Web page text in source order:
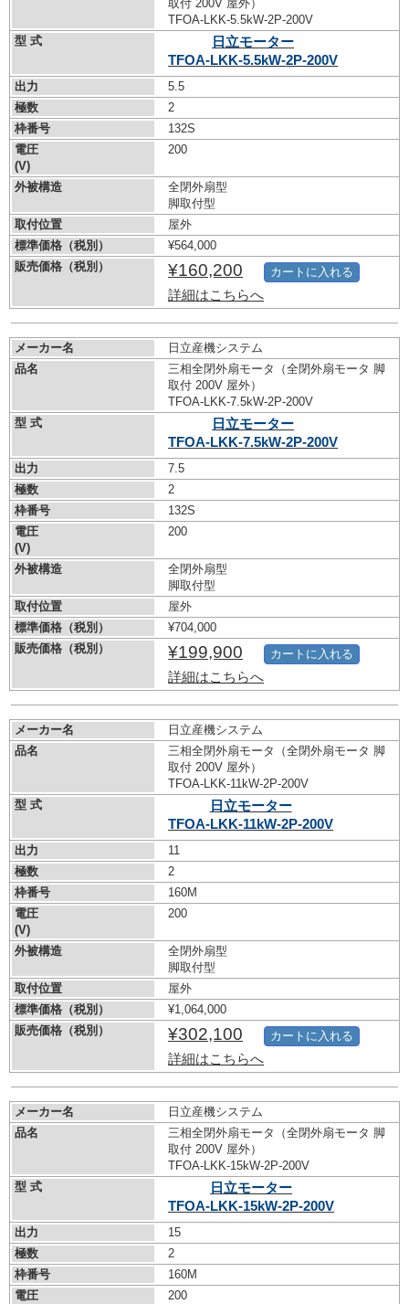
取付 200V 屋外）
TFOA-LKK-5.5kW-2P-200V
型 式
日立モーター
TFOA-LKK-5.5kW-2P-200V
出力
5.5
極数
2
枠番号
132S
電圧
(V)
200
外被構造
全閉外扇型
脚取付型
取付位置
屋外
標準価格（税別）
¥564,000
販売価格（税別）
¥160,200
詳細はこちらへ
カートに入れる
メーカー名
日立産機システム
品名
三相全閉外扇モータ（全閉外扇モータ 脚
取付 200V 屋外）
TFOA-LKK-7.5kW-2P-200V
型 式
日立モーター
TFOA-LKK-7.5kW-2P-200V
出力
7.5
極数
2
枠番号
132S
電圧
(V)
200
外被構造
全閉外扇型
脚取付型
取付位置
屋外
標準価格（税別）
¥704,000
販売価格（税別）
¥199,900
詳細はこちらへ
カートに入れる
メーカー名
日立産機システム
品名
三相全閉外扇モータ（全閉外扇モータ 脚
取付 200V 屋外）
TFOA-LKK-11kW-2P-200V
型 式
日立モーター
TFOA-LKK-11kW-2P-200V
出力
11
極数
2
枠番号
160M
電圧
(V)
200
外被構造
全閉外扇型
脚取付型
取付位置
屋外
標準価格（税別）
¥1,064,000
販売価格（税別）
¥302,100
詳細はこちらへ
カートに入れる
メーカー名
日立産機システム
品名
三相全閉外扇モータ（全閉外扇モータ 脚
取付 200V 屋外）
TFOA-LKK-15kW-2P-200V
型 式
日立モーター
TFOA-LKK-15kW-2P-200V
出力
15
極数
2
枠番号
160M
電圧
200